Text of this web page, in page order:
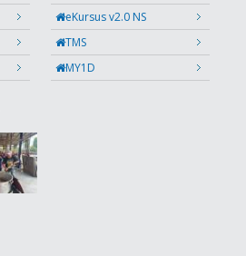
eKursus v2.0 NS
TMS
MY1D